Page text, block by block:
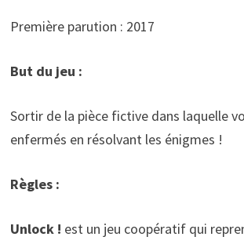
Première parution : 2017
But du jeu :
Sortir de la pièce fictive dans laquelle
enfermés en résolvant les énigmes !
Règles :
Unlock ! est un jeu coopératif qui